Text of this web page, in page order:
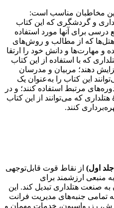
مخاطبان مناسب است:
و گردشگری که این کتاب
برای آنها مورد استفاده
هتل‌ها که از مطالب و روش‌های
و مهارت‌ها و دانش خود را ارتقا
که با استفاده از این کتاب
دهند؛ مربیان و مدرسان
این کتاب را به‌عنوان یک
مرتبط استفاده ‌کنند؛ و در
که می‌توانند از این کتاب
‌کنند.
اول) از نقاط قوت قابل‌توجهی
منبعی ارزشمند برای
به صنعت هتلداری تبدیل کند. این
تمامی جنبه‌های مدیریت فرانت
رزرواسیون، خدمات مهمان و